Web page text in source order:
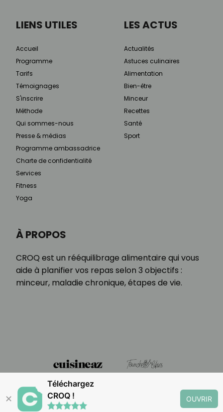
À PROPOS
CROQ est un rééquilibrage alimentaire qui vous
aide à planifier vos repas selon 3 objectifs :
minceur, maladie chronique, étapes de vie.
LIENS UTILES
Accueil
Programme
Tarifs
Témoignages
S'inscrire
Méthode
Qui sommes-nous
Presse & médias
Programme ambassadrice
Charte de confidentialité
Services
Fitness
Yoga
LES ACTUS
Actualités
Astuces culinaires
Alimentation
Bien-être
Minceur
Recettes
Santé
Sport
✕
Téléchargez
CROQ !
OUVRIR